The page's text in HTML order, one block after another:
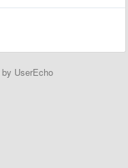
by UserEcho